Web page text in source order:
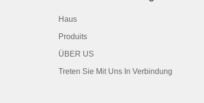
Haus
Produits
ÜBER US
Treten Sie Mit Uns In Verbindung